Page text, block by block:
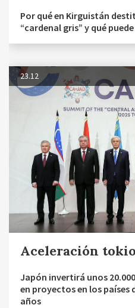
Por qué en Kirguistán
“cardenal gris” y qué
23.12
Aceleración
Japón invertirá unos
en proyectos en los países
años